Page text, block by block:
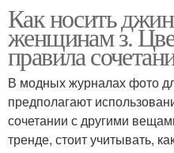
Как носить
женщинам з.
правила
В модных журналах фото
предполагают
сочетании с другими
тренде, стоит учитывать,